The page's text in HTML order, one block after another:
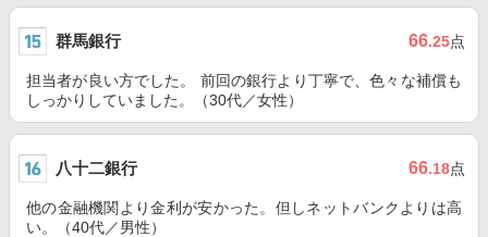
群馬銀行 66.25点
担当者が良い方でした。 前回の銀行より丁寧で、色々な補償も
しっかりしていました。（30代／女性）
八十二銀行 66.18点
他の金融機関より金利が安かった。但しネットバンクよりは高
い。（40代／男性）